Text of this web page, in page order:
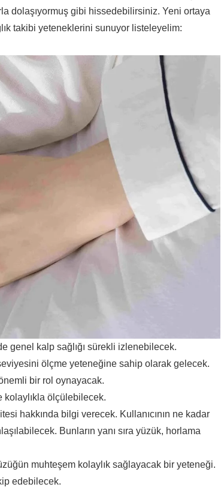
dolaşıyormuş gibi hissedebilirsiniz. Yeni ortaya
takibi yeteneklerini sunuyor listeleyelim:
genel kalp sağlığı sürekli izlenebilecek.
ölçme yeteneğine sahip olarak gelecek.
bir rol oynayacak.
kolaylıkla ölçülebilecek.
hakkında bilgi verecek. Kullanıcının ne kadar
Bunların yanı sıra yüzük, horlama
muhteşem kolaylık sağlayacak bir yeteneği.
edebilecek.